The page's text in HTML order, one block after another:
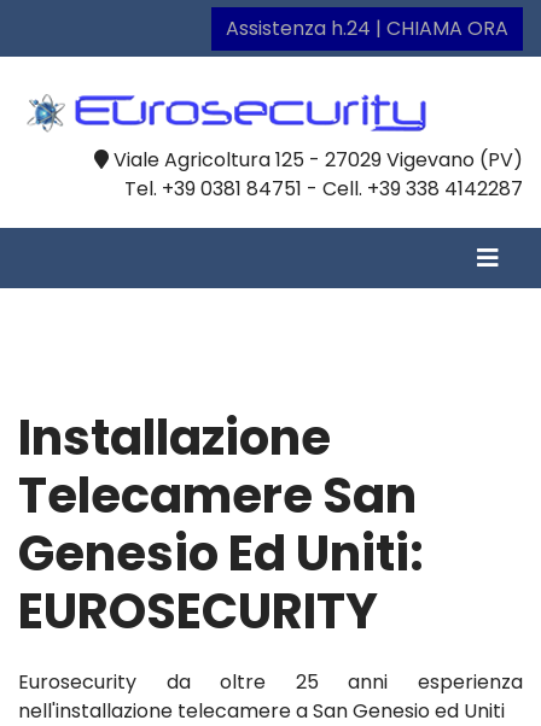
Assistenza h.24 | CHIAMA ORA
Viale Agricoltura 125 - 27029 Vigevano (PV)
Tel. +39 0381 84751 - Cell. +39 338 4142287
Installazione
Telecamere San
Genesio Ed Uniti:
EUROSECURITY
Eurosecurity da oltre 25 anni esperienza
nell'installazione telecamere a San Genesio ed Uniti